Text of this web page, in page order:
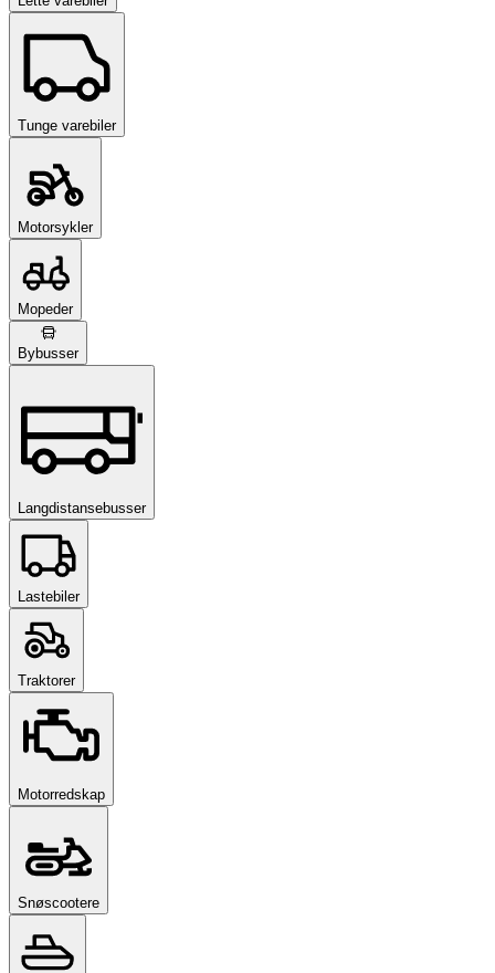
Tunge varebiler
Motorsykler
Mopeder
Bybusser
Langdistansebusser
Lastebiler
Traktorer
Motorredskap
Snøscootere